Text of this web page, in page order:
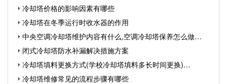
注…
冷却塔价格的影响因素有哪些
冷却塔在冬季运行时收水器的作用
中央空调冷却塔维护内容有什么,空调冷却塔保养怎么做…
闭式冷却塔防水补漏解决措施方案
冷却塔填料更换方式(学校冷却塔填料多长时间更换)…
冷却塔维修常见的流程步骤有哪些